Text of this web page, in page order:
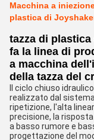
Macchina a
plastica di
tazza di
fa la linea di
a macchina
della tazza del
Il ciclo chiuso
realizzato dal
ripetizione, l'alta
precisione, la
a basso rumore e
progettazione del